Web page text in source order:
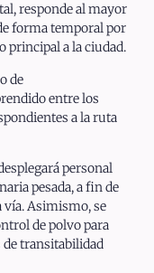
responde al mayor
forma temporal por
principal a la ciudad.
de
entre los
a la ruta
personal
pesada, a fin de
vía. Asimismo, se
de polvo para
transitabilidad